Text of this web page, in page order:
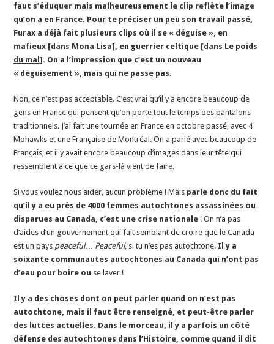
faut s’éduquer mais malheureusement le clip reflète l’image
qu’on a en France. Pour te préciser un peu son travail passé,
Furax a déjà fait plusieurs clips où il se « déguise », en
mafieux [dans Mona Lisa], en guerrier celtique [dans Le poids
du mal]. On a l’impression que c’est un nouveau
« déguisement », mais qui ne passe pas.
Non, ce n’est pas acceptable. C’est vrai qu’il y a encore beaucoup de
gens en France qui pensent qu’on porte tout le temps des pantalons
traditionnels. J’ai fait une tournée en France en octobre passé, avec 4
Mohawks et une Française de Montréal. On a parlé avec beaucoup de
Français, et il y avait encore beaucoup d’images dans leur tête qui
ressemblent à ce que ce gars-là vient de faire.
Si vous voulez nous aider, aucun problème ! Mais parle donc du fait
qu’il y a eu près de 4000 femmes autochtones assassinées ou
disparues au Canada, c’est une crise nationale ! On n’a pas
d’aides d’un gouvernement qui fait semblant de croire que le Canada
est un pays peaceful… Peaceful, si tu n’es pas autochtone. Il y a
soixante communautés autochtones au Canada qui n’ont pas
d’eau pour boire ou se laver !
Il y a des choses dont on peut parler quand on n’est pas
autochtone, mais il faut être renseigné, et peut-être parler
des luttes actuelles. Dans le morceau, il y a parfois un côté
défense des autochtones dans l’Histoire, comme quand il dit